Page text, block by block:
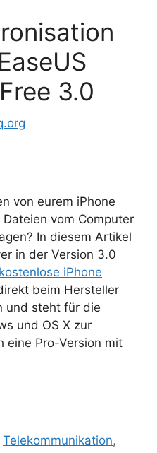
3.0
von eurem iPhone
vom Computer
In diesem Artikel
in der Version 3.0
kostenlose iPhone
beim Hersteller
und steht für die
und OS X zur
eine Pro-Version mit
Telekommunikation,